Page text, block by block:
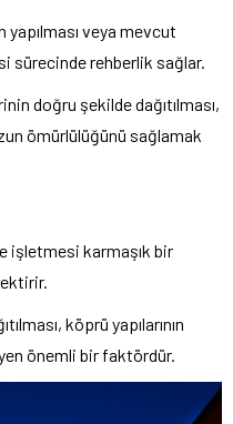
yapılması veya mevcut
sürecinde rehberlik sağlar.
doğru şekilde dağıtılması,
uzun ömürlülüğünü sağlamak
işletmesi karmaşık bir
köprü yapılarının
önemli bir faktördür.